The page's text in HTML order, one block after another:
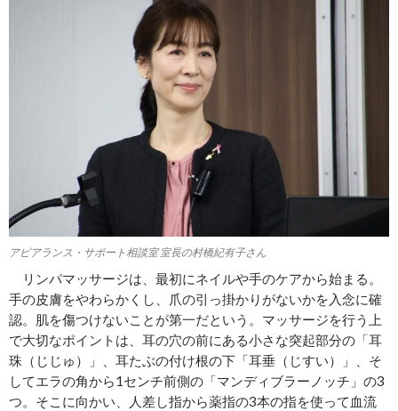
アピアランス・サポート相談室 室長の村橋紀有子さん
リンパマッサージは、最初にネイルや手のケアから始まる。
手の皮膚をやわらかくし、爪の引っ掛かりがないかを入念に確
認。肌を傷つけないことが第一だという。マッサージを行う上
で大切なポイントは、耳の穴の前にある小さな突起部分の「耳
珠（じじゅ）」、耳たぶの付け根の下「耳垂（じすい）」、そ
してエラの角から1センチ前側の「マンディブラーノッチ」の3
つ。そこに向かい、人差し指から薬指の3本の指を使って血流